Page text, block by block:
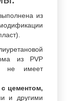
из
из PVP
не имеет
цементом,
и другими